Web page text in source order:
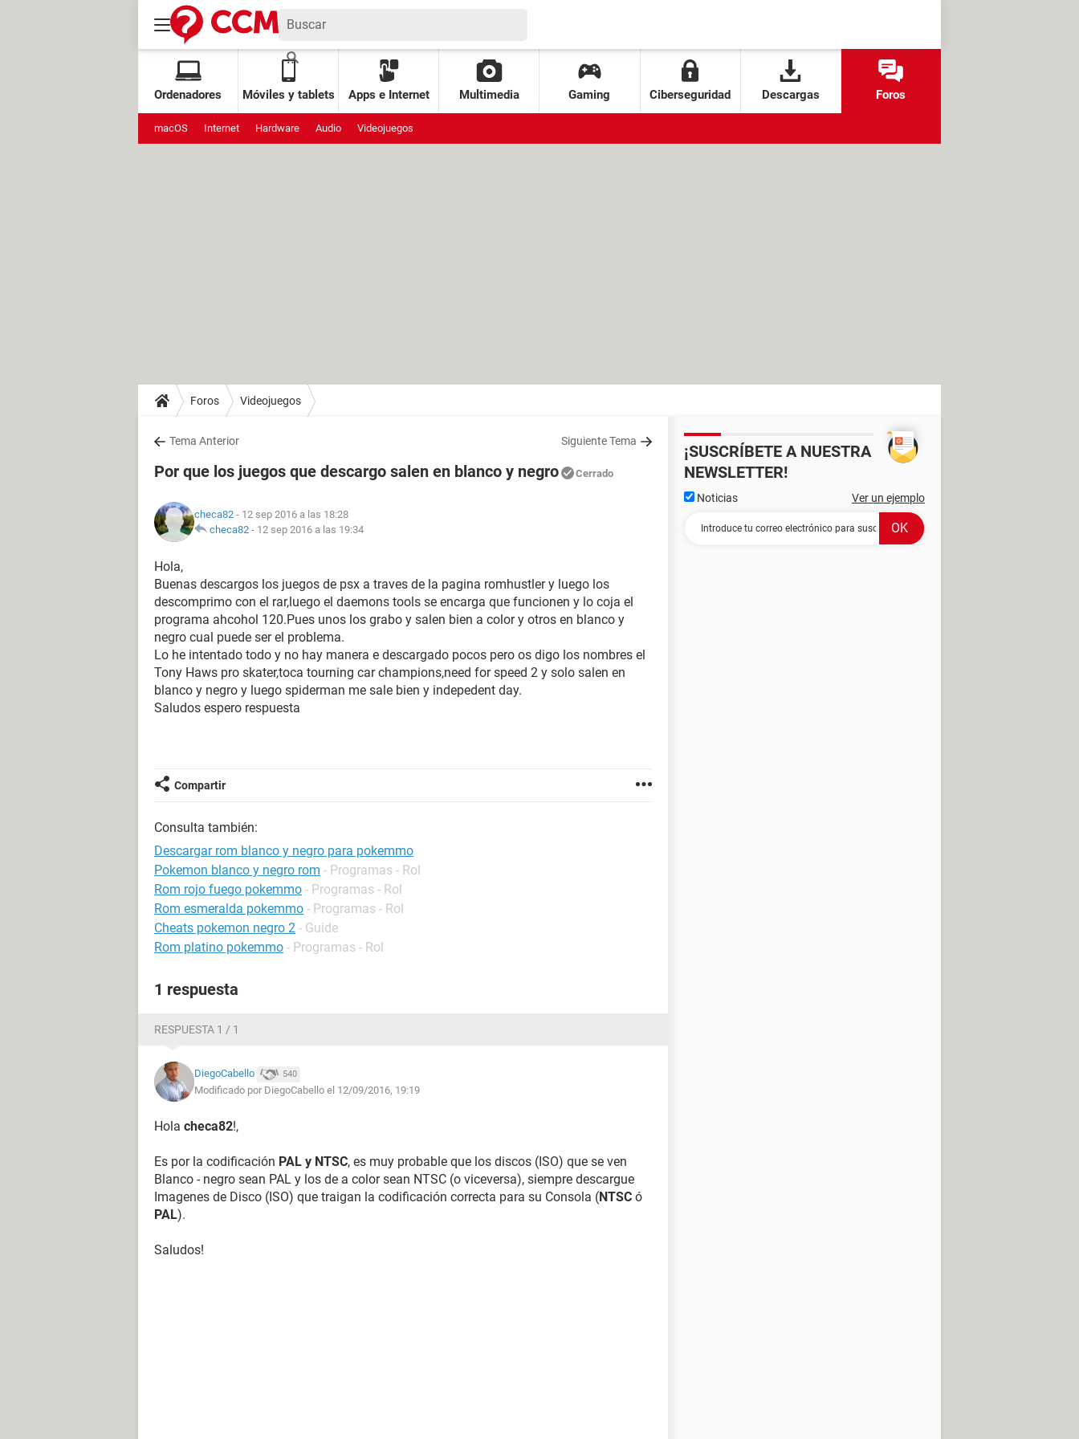
Ordenadores Móviles y tablets Apps e Internet Multimedia Gaming Ciberseguridad Descargas Foros
macOS Internet Hardware Audio Videojuegos
Foros Videojuegos
Tema Anterior Siguiente Tema
Por que los juegos que descargo salen en blanco y negro Cerrado
checa82 - 12 sep 2016 a las 18:28
checa82 - 12 sep 2016 a las 19:34
Hola,
Buenas descargos los juegos de psx a traves de la pagina romhustler y luego los
descomprimo con el rar,luego el daemons tools se encarga que funcionen y lo coja el
programa ahcohol 120.Pues unos los grabo y salen bien a color y otros en blanco y
negro cual puede ser el problema.
Lo he intentado todo y no hay manera e descargado pocos pero os digo los nombres el
Tony Haws pro skater,toca tourning car champions,need for speed 2 y solo salen en
blanco y negro y luego spiderman me sale bien y indepedent day.
Saludos espero respuesta
Compartir
Consulta también:
Descargar rom blanco y negro para pokemmo
Pokemon blanco y negro rom - Programas - Rol
Rom rojo fuego pokemmo - Programas - Rol
Rom esmeralda pokemmo - Programas - Rol
Cheats pokemon negro 2 - Guide
Rom platino pokemmo - Programas - Rol
1 respuesta
RESPUESTA 1 / 1
DiegoCabello 540
Modificado por DiegoCabello el 12/09/2016, 19:19
Hola checa82!,
Es por la codificación PAL y NTSC, es muy probable que los discos (ISO) que se ven
Blanco - negro sean PAL y los de a color sean NTSC (o viceversa), siempre descargue
Imagenes de Disco (ISO) que traigan la codificación correcta para su Consola (NTSC ó
PAL).
Saludos!
¡SUSCRÍBETE A NUESTRA
NEWSLETTER!
Noticias Ver un ejemplo